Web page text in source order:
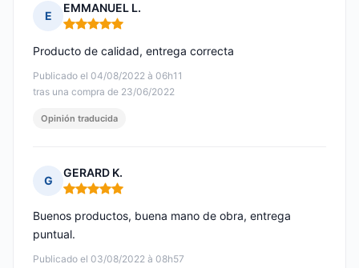
E
EMMANUEL L.
Nota: 5 de 5
Publicado el 04/08/2022 à 06h11
tras una compra de 23/06/2022
Producto de calidad, entrega correcta
Opinión traducida
G
GERARD K.
Nota: 5 de 5
Publicado el 03/08/2022 à 08h57
Buenos productos, buena mano de obra, entrega
puntual.